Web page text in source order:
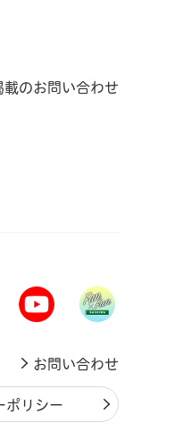
載のお問い合わせ
お問い合わせ
ポリシー